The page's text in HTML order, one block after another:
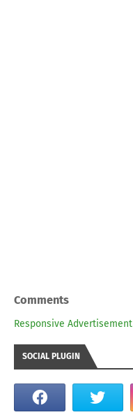
Comments
Responsive Advertisement
SOCIAL PLUGIN